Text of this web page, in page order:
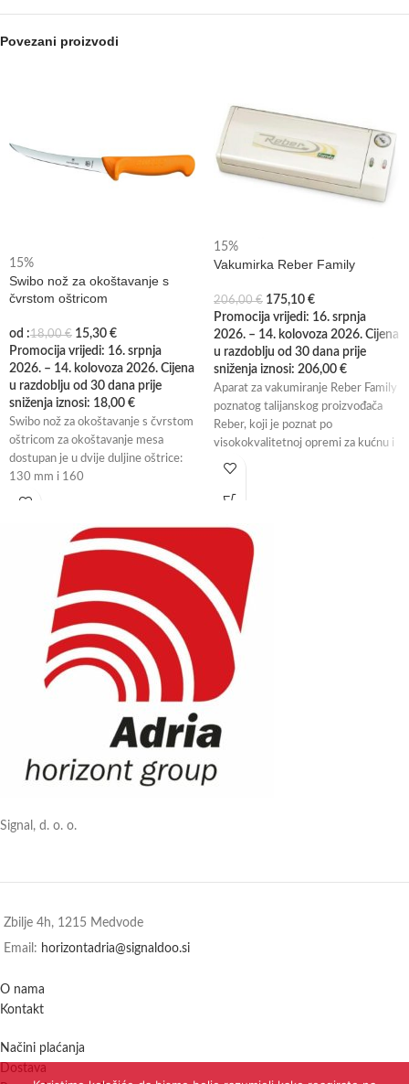
Povezani proizvodi
15%
Swibo nož za okoštavanje s
čvrstom oštricom
od :18,00€ 15,30 €
Promocija vrijedi: 16. srpnja
2026. – 14. kolovoza 2026. Cijena
u razdoblju od 30 dana prije
sniženja iznosi: 18,00 €
Swibo nož za okoštavanje s čvrstom
oštricom za okoštavanje mesa
dostupan je u dvije duljine oštrice:
130 mm i 160
15%
Vakumirka Reber Family
206,00€ 175,10 €
Promocija vrijedi: 16. srpnja
2026. – 14. kolovoza 2026. Cijena
u razdoblju od 30 dana prije
sniženja iznosi: 206,00 €
Aparat za vakumiranje Reber Family
poznatog talijanskog proizvođača
Reber, koji je poznat po
visokokvalitetnoj opremi za kućnu i
profesionalnu upotrebu.
Signal, d. o. o.
Zbilje 4h, 1215 Medvode
Email: horizontadria@signaldoo.si
O nama
Kontakt
Načini plaćanja
Dostava